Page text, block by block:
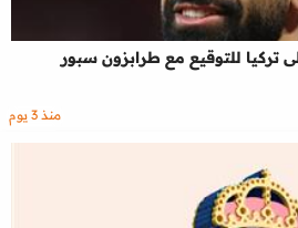
للتوقيع مع طرابزون سبور
منذ 3 يوم